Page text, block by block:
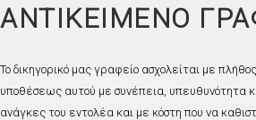
ΑΝΤΙΚΕΙΜΕΝΟ
Το δικηγορικό μας γραφείο ασχολείται με
υποθέσεως αυτού με συνέπεια, υπευθυνότητα
ανάγκες του εντολέα και με κόστη που να